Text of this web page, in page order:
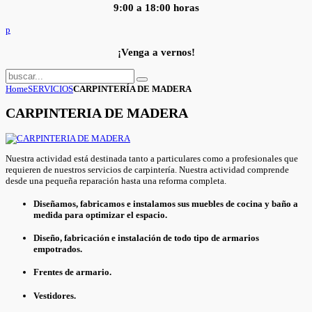
9:00 a 18:00 horas
p
¡Venga a vernos!
HomeSERVICIOSCARPINTERÍA DE MADERA
CARPINTERIA DE MADERA
Nuestra actividad está destinada tanto a particulares como a profesionales que
requieren de nuestros servicios de carpintería. Nuestra actividad comprende
desde una pequeña reparación hasta una reforma completa.
Diseñamos, fabricamos e instalamos sus muebles de cocina y baño a
medida para optimizar el espacio.
Diseño, fabricación e instalación de todo tipo de armarios
empotrados.
Frentes de armario.
Vestidores.